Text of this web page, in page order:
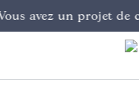
avez un projet de